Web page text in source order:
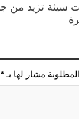
سيئة تزيد من
مشار لها بـ*